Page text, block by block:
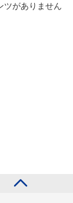
ツがありません